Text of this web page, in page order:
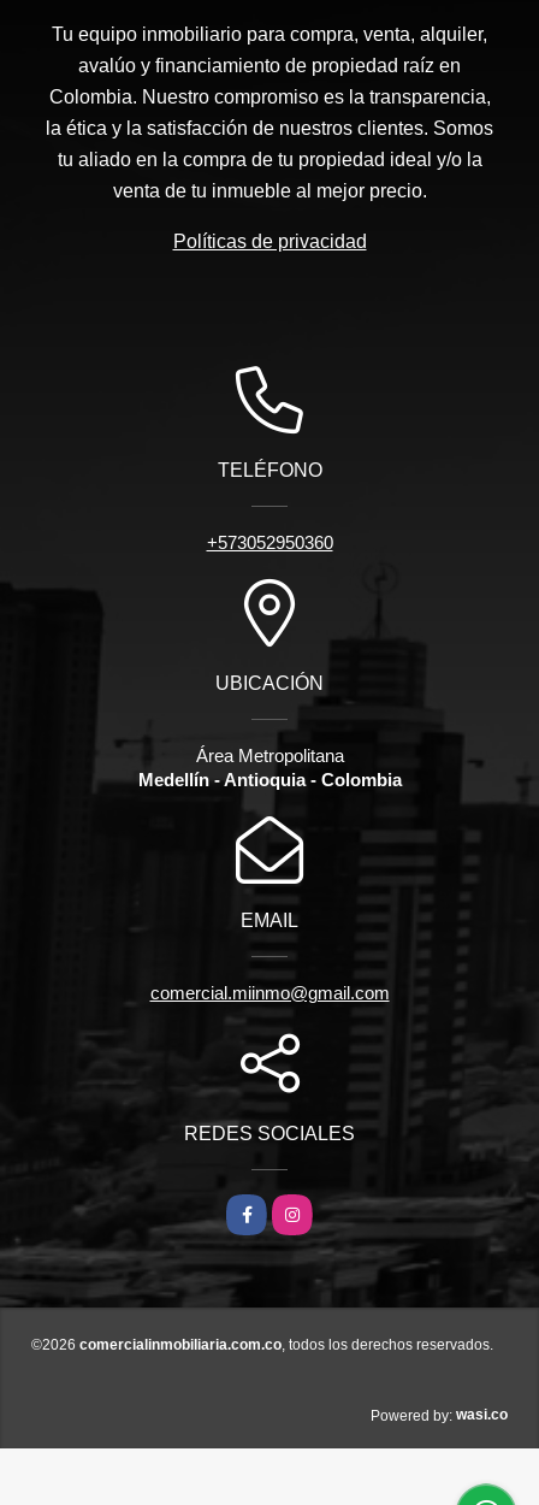
Tu equipo inmobiliario para compra, venta, alquiler,
avalúo y financiamiento de propiedad raíz en
Colombia. Nuestro compromiso es la transparencia,
la ética y la satisfacción de nuestros clientes. Somos
tu aliado en la compra de tu propiedad ideal y/o la
venta de tu inmueble al mejor precio.
Políticas de privacidad
TELÉFONO
+573052950360
UBICACIÓN
Área Metropolitana
Medellín - Antioquia - Colombia
EMAIL
comercial.miinmo@gmail.com
REDES SOCIALES
FacebookInstagram
©2026 comercialinmobiliaria.com.co, todos los derechos reservados.
Powered by: wasi.co